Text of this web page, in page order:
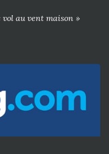
au vent maison »